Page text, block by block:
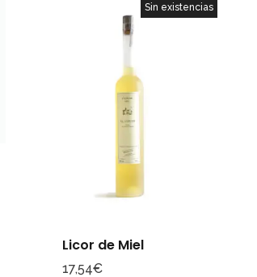
Sin existencias
Licor de Miel
17,54€